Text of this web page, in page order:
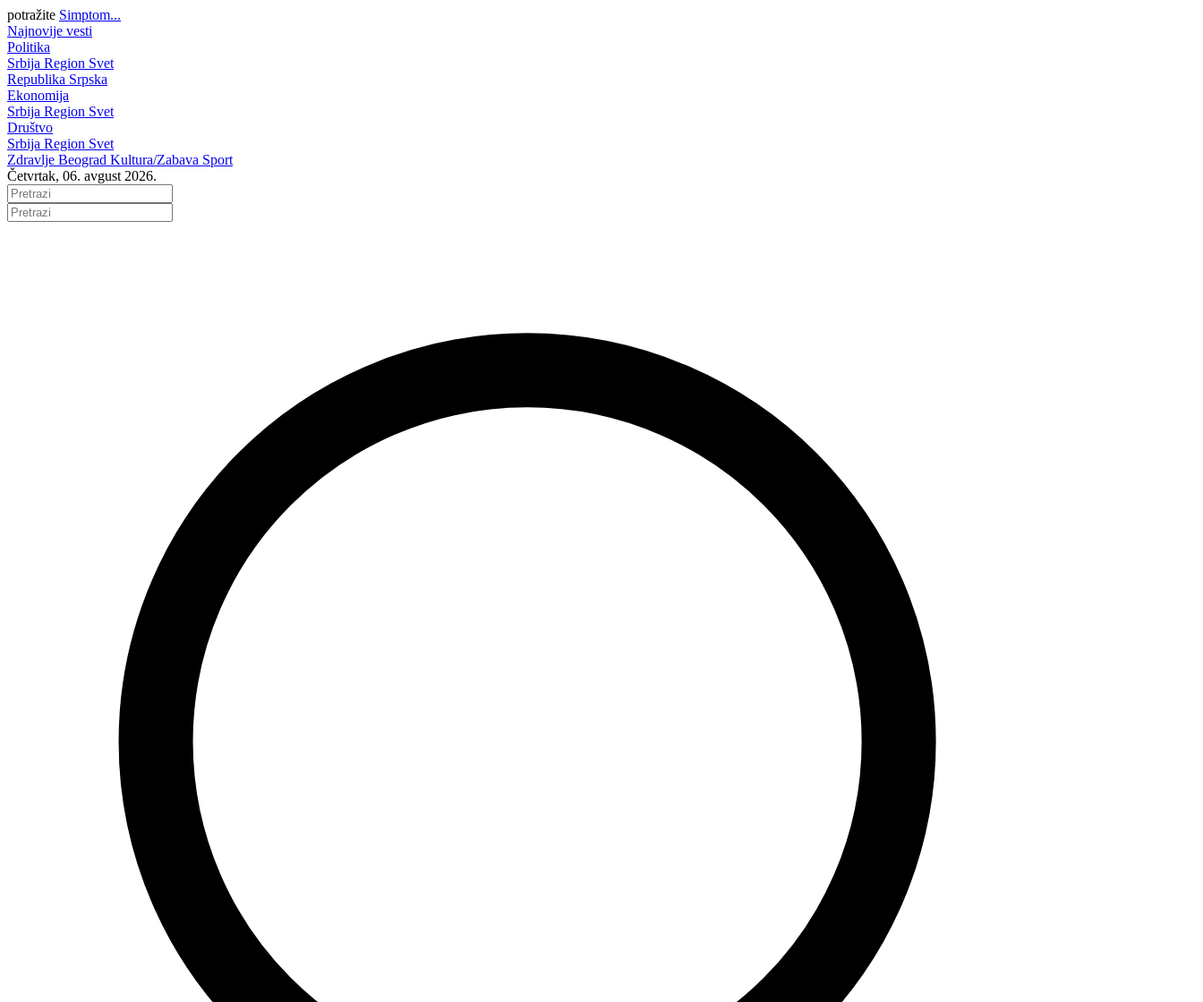
potražite Simptom...
Najnovije vesti
Politika
Srbija Region Svet
Republika Srpska
Ekonomija
Srbija Region Svet
Društvo
Srbija Region Svet
Zdravlje Beograd Kultura/Zabava Sport
Četvrtak, 06. avgust 2026.